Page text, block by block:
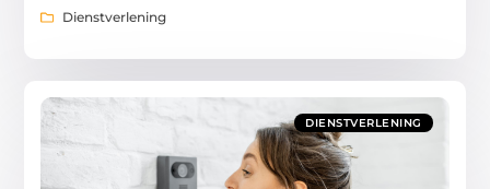
Dienstverlening
DIENSTVERLENING